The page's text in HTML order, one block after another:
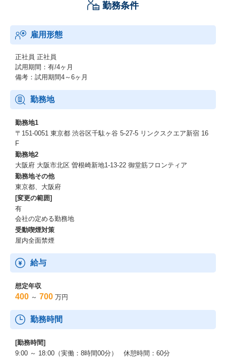
勤務条件
雇用形態
正社員 正社員
試用期間：有/4ヶ月
備考：試用期間4～6ヶ月
勤務地
勤務地1
〒151-0051 東京都 渋谷区千駄ヶ谷 5-27-5 リンクスクエア新宿 16
F
勤務地2
大阪府 大阪市北区 曽根崎新地1-13-22 御堂筋フロンティア
勤務地その他
東京都、大阪府
[変更の範囲]
有
会社の定める勤務地
受動喫煙対策
屋内全面禁煙
給与
想定年収
400 ～ 700 万円
勤務時間
[勤務時間]
9:00 ～ 18:00（実働：8時間00分） 休憩時間：60分